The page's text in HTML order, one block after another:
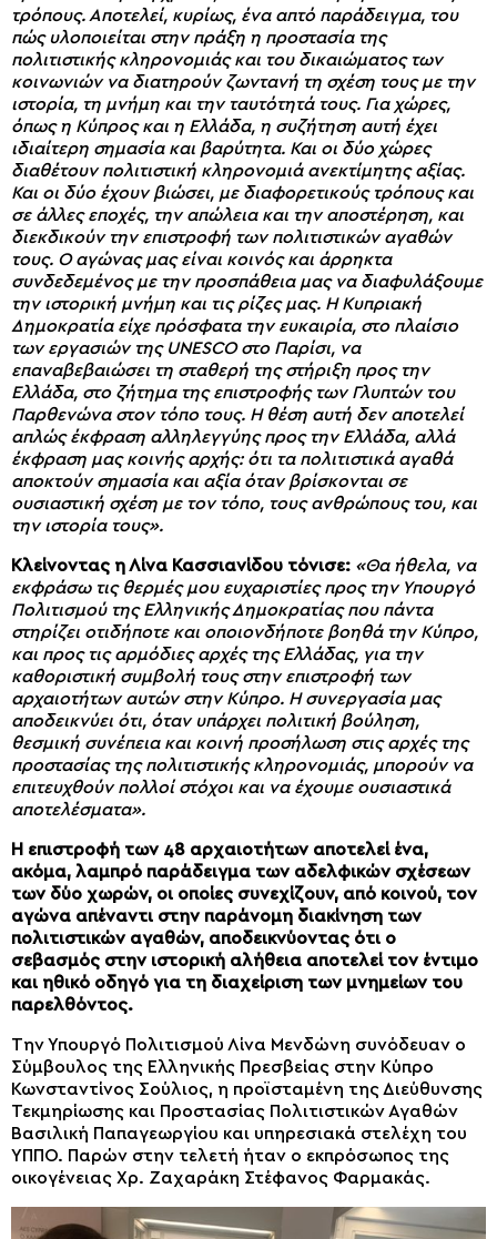
τρόπους. Αποτελεί, κυρίως, ένα απτό παράδειγμα, του
πώς υλοποιείται στην πράξη η προστασία της
πολιτιστικής κληρονομιάς και του δικαιώματος των
κοινωνιών να διατηρούν ζωντανή τη σχέση τους με την
ιστορία, τη μνήμη και την ταυτότητά τους. Για χώρες,
όπως η Κύπρος και η Ελλάδα, η συζήτηση αυτή έχει
ιδιαίτερη σημασία και βαρύτητα. Και οι δύο χώρες
διαθέτουν πολιτιστική κληρονομιά ανεκτίμητης αξίας.
Και οι δύο έχουν βιώσει, με διαφορετικούς τρόπους και
σε άλλες εποχές, την απώλεια και την αποστέρηση, και
διεκδικούν την επιστροφή των πολιτιστικών αγαθών
τους. Ο αγώνας μας είναι κοινός και άρρηκτα
συνδεδεμένος με την προσπάθεια μας να διαφυλάξουμε
την ιστορική μνήμη και τις ρίζες μας. Η Κυπριακή
Δημοκρατία είχε πρόσφατα την ευκαιρία, στο πλαίσιο
των εργασιών της UNESCO στο Παρίσι, να
επαναβεβαιώσει τη σταθερή της στήριξη προς την
Ελλάδα, στο ζήτημα της επιστροφής των Γλυπτών του
Παρθενώνα στον τόπο τους. Η θέση αυτή δεν αποτελεί
απλώς έκφραση αλληλεγγύης προς την Ελλάδα, αλλά
έκφραση μας κοινής αρχής: ότι τα πολιτιστικά αγαθά
αποκτούν σημασία και αξία όταν βρίσκονται σε
ουσιαστική σχέση με τον τόπο, τους ανθρώπους του, και
την ιστορία τους».
Κλείνοντας η Λίνα Κασσιανίδου τόνισε: «Θα ήθελα, να
εκφράσω τις θερμές μου ευχαριστίες προς την Υπουργό
Πολιτισμού της Ελληνικής Δημοκρατίας που πάντα
στηρίζει οτιδήποτε και οποιονδήποτε βοηθά την Κύπρο,
και προς τις αρμόδιες αρχές της Ελλάδας, για την
καθοριστική συμβολή τους στην επιστροφή των
αρχαιοτήτων αυτών στην Κύπρο. Η συνεργασία μας
αποδεικνύει ότι, όταν υπάρχει πολιτική βούληση,
θεσμική συνέπεια και κοινή προσήλωση στις αρχές της
προστασίας της πολιτιστικής κληρονομιάς, μπορούν να
επιτευχθούν πολλοί στόχοι και να έχουμε ουσιαστικά
αποτελέσματα».
Η επιστροφή των 48 αρχαιοτήτων αποτελεί ένα,
ακόμα, λαμπρό παράδειγμα των αδελφικών σχέσεων
των δύο χωρών, οι οποίες συνεχίζουν, από κοινού, τον
αγώνα απέναντι στην παράνομη διακίνηση των
πολιτιστικών αγαθών, αποδεικνύοντας ότι ο
σεβασμός στην ιστορική αλήθεια αποτελεί τον έντιμο
και ηθικό οδηγό για τη διαχείριση των μνημείων του
παρελθόντος.
Την Υπουργό Πολιτισμού Λίνα Μενδώνη συνόδευαν ο
Σύμβουλος της Ελληνικής Πρεσβείας στην Κύπρο
Κωνσταντίνος Σούλιος, η προϊσταμένη της Διεύθυνσης
Τεκμηρίωσης και Προστασίας Πολιτιστικών Αγαθών
Βασιλική Παπαγεωργίου και υπηρεσιακά στελέχη του
ΥΠΠΟ. Παρών στην τελετή ήταν ο εκπρόσωπος της
οικογένειας Χρ. Ζαχαράκη Στέφανος Φαρμακάς.